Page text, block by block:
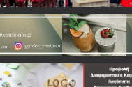
08